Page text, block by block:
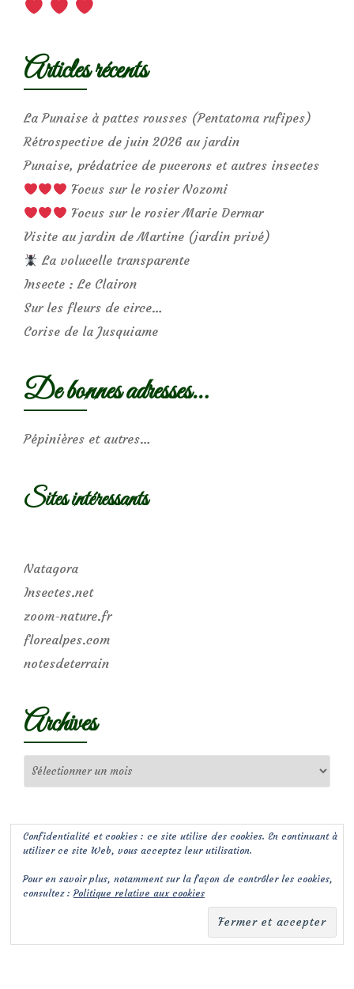
Articles récents
La Punaise à pattes rousses (Pentatoma rufipes)
Rétrospective de juin 2026 au jardin
Punaise, prédatrice de pucerons et autres insectes
Focus sur le rosier Nozomi
Focus sur le rosier Marie Dermar
Visite au jardin de Martine (jardin privé)
La volucelle transparente
Insecte : Le Clairon
Sur les fleurs de circe…
Corise de la Jusquiame
De bonnes adresses…
Pépinières et autres…
Sites intéressants
Natagora
Insectes.net
zoom-nature.fr
florealpes.com
notesdeterrain
Archives
Confidentialité et cookies : ce site utilise des cookies. En continuant à
utiliser ce site Web, vous acceptez leur utilisation.
Pour en savoir plus, notamment sur la façon de contrôler les cookies,
consultez :Politique relative aux cookies